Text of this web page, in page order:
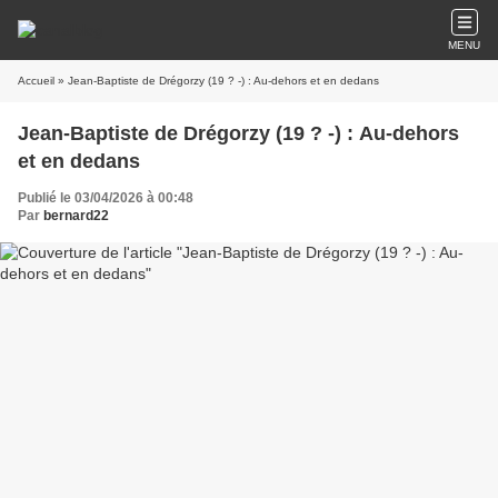
MENU
Accueil » Jean-Baptiste de Drégorzy (19 ? -) : Au-dehors et en dedans
Jean-Baptiste de Drégorzy (19 ? -) : Au-dehors
et en dedans
Publié le 03/04/2026 à 00:48
Par bernard22